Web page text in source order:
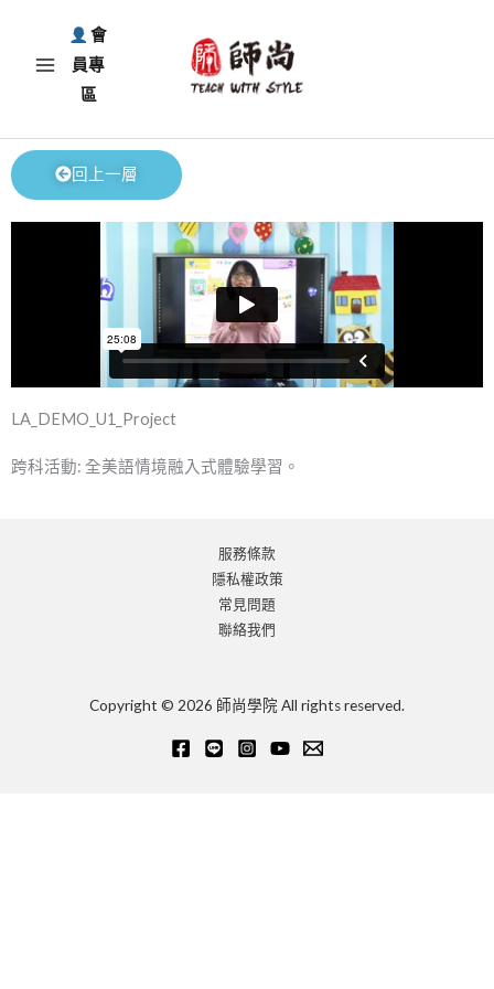
容
會
員專
區
回上一層
LA_DEMO_U1_Project
跨科活動: 全美語情境融入式體驗學習。
服務條款
隱私權政策
常見問題
聯絡我們
Copyright © 2026 師尚學院 All rights reserved.